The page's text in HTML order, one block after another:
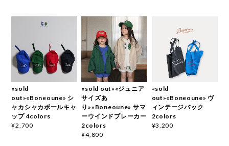
«sold
out»«Boneoune» シ
ャカシャカボールキャ
ップ 4colors
¥2,700
«sold out»«ジュニア
サイズあ
り»«Boneoune» サマ
ーウインドブレーカー
2colors
¥4,800
«sold
out»«Boneoune» ヴ
ィンテージバック
2colors
¥3,200